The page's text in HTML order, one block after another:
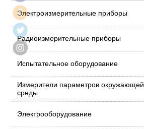
Электроизмерительные приборы
Радиоизмерительные приборы
Испытательное оборудование
Измерители параметров окружающей
среды
Электрооборудование